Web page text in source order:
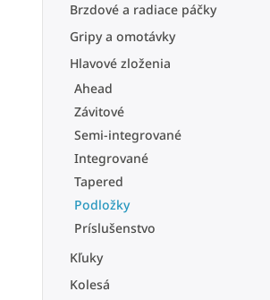
Brzdové a radiace páčky
Gripy a omotávky
Hlavové zloženia
Ahead
Závitové
Semi-integrované
Integrované
Tapered
Podložky
Príslušenstvo
Kľuky
Kolesá